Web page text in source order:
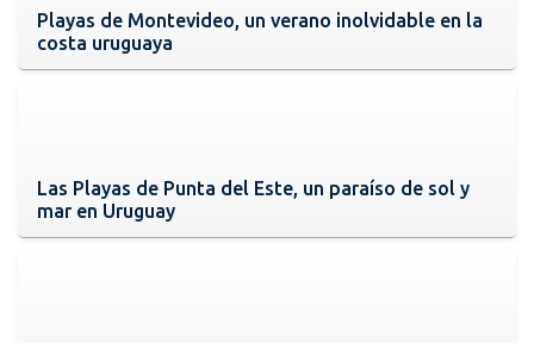
Playas de Montevideo, un verano inolvidable en la
costa uruguaya
Las Playas de Punta del Este, un paraíso de sol y
mar en Uruguay